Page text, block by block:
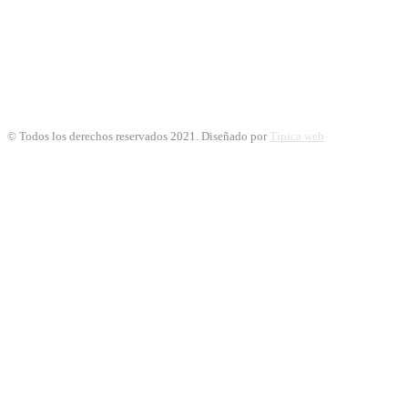
© Todos los derechos reservados 2021. Diseñado por Típica web